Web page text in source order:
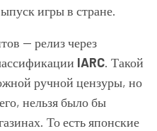
игры в стране.
— релиз через
IARC. Такой
ручной цензуры, но
нельзя было бы
То есть японские